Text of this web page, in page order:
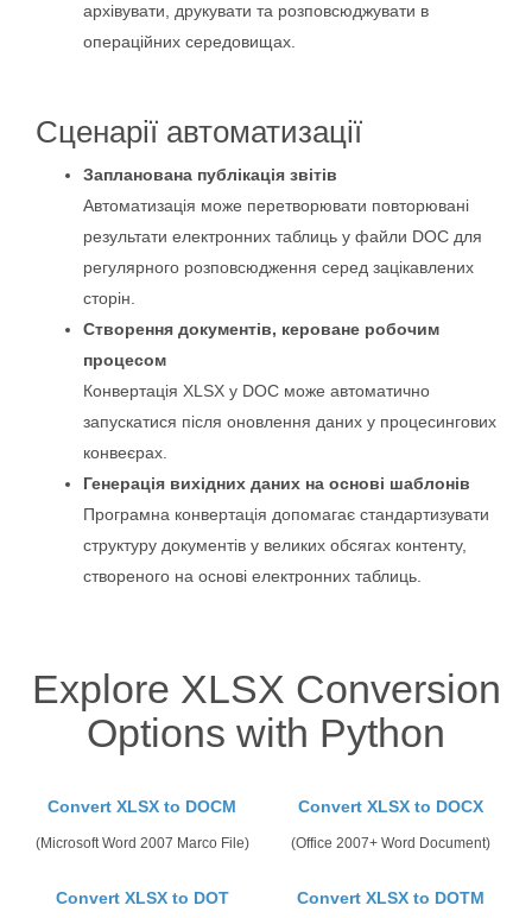
архівувати, друкувати та розповсюджувати в
операційних середовищах.
Сценарії автоматизації
Запланована публікація звітів
Автоматизація може перетворювати повторювані
результати електронних таблиць у файли DOC для
регулярного розповсюдження серед зацікавлених
сторін.
Створення документів, кероване робочим
процесом
Конвертація XLSX у DOC може автоматично
запускатися після оновлення даних у процесингових
конвеєрах.
Генерація вихідних даних на основі шаблонів
Програмна конвертація допомагає стандартизувати
структуру документів у великих обсягах контенту,
створеного на основі електронних таблиць.
Explore XLSX Conversion
Options with Python
Convert XLSX to DOCM
(Microsoft Word 2007 Marco File)
Convert XLSX to DOCX
(Office 2007+ Word Document)
Convert XLSX to DOT Convert XLSX to DOTM